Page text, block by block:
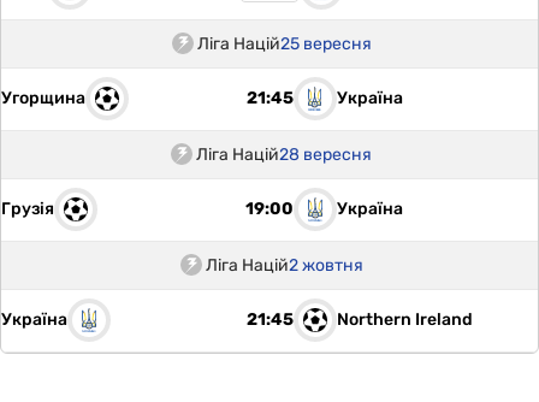
Ліга Націй25 вересня
Угорщина 21:45 Україна
Ліга Націй28 вересня
Грузія 19:00 Україна
Ліга Націй2 жовтня
Україна 21:45 Northern Ireland